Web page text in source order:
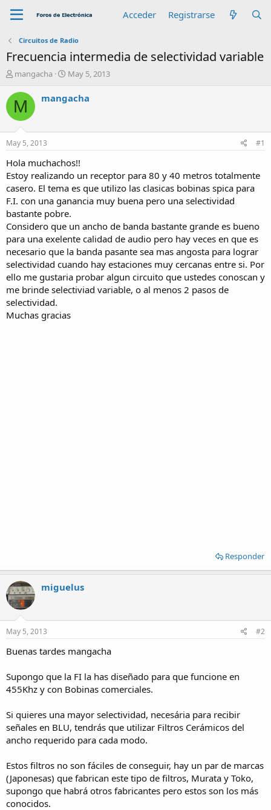
Acceder Registrarse
Circuitos de Radio
Frecuencia intermedia de selectividad variable
A
t
o
r
mangacha
F
c
n
i
c
i
o
May 5, 2013
M mangacha
May 5, 2013 #1
Hola muchachos!!
Estoy realizando un receptor para 80 y 40 metros totalmente
casero. El tema es que utilizo las clasicas bobinas spica para
F.I. con una ganancia muy buena pero una selectividad
bastante pobre.
Considero que un ancho de banda bastante grande es bueno
para una exelente calidad de audio pero hay veces en que es
necesario que la banda pasante sea mas angosta para lograr
selectividad cuando hay estaciones muy cercanas entre si. Por
ello me gustaria probar algun circuito que ustedes conoscan y
me brinde selectiviad variable, o al menos 2 pasos de
selectividad.
Muchas gracias
Responder
miguelus
May 5, 2013 #2
Buenas tardes mangacha
Supongo que la FI la has diseñado para que funcione en
455Khz y con Bobinas comerciales.
Si quieres una mayor selectividad, necesária para recibir
señales en BLU, tendrás que utilizar Filtros Cerámicos del
ancho requerido para cada modo.
Estos filtros no son fáciles de conseguir, hay un par de marcas
(Japonesas) que fabrican este tipo de filtros, Murata y Toko,
supongo que habrá otros fabricantes pero estos son los más
conocidos.